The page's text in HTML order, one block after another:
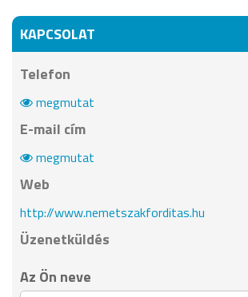
KAPCSOLAT
Telefon
megmutat
E-mail cím
megmutat
Web
http://www.nemetszakforditas.hu
Üzenetküldés
Az Ön neve